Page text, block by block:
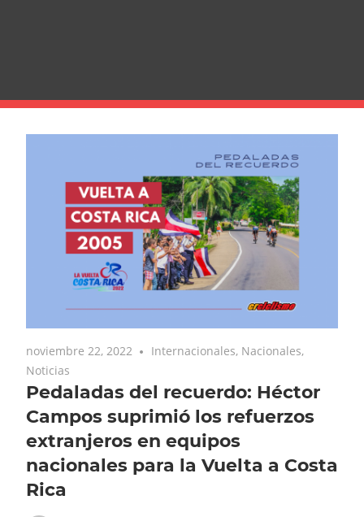
noviembre 22, 2022 Internacionales, Nacionales,
Noticias
Pedaladas del recuerdo: Héctor
Campos suprimió los refuerzos
extranjeros en equipos
nacionales para la Vuelta a Costa
Rica